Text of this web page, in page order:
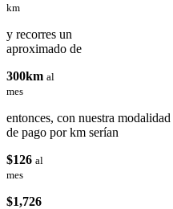
km
y recorres un
aproximado de
300km al
mes
entonces, con nuestra modalidad
de pago por km serían
$126 al
mes
$1,726